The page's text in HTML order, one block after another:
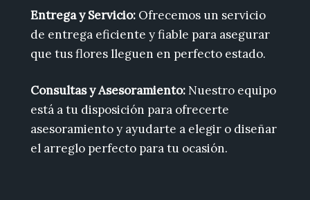
Entrega y Servicio:Ofrecemos un servicio
de entrega eficiente y fiable para asegurar
que tus flores lleguen en perfecto estado.
Consultas y Asesoramiento:Nuestro equipo
está a tu disposición para ofrecerte
asesoramiento y ayudarte a elegir o diseñar
el arreglo perfecto para tu ocasión.